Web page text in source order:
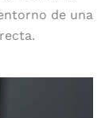
de una